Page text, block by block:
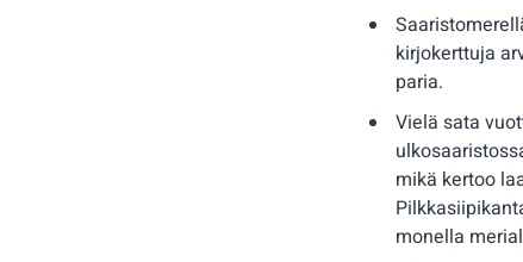
kirjokerttuja
paria.
Vielä sata
mikä kertoo
monella